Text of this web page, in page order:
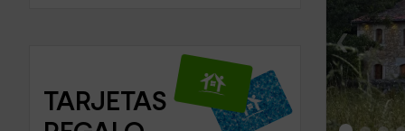
TARJETAS
‹